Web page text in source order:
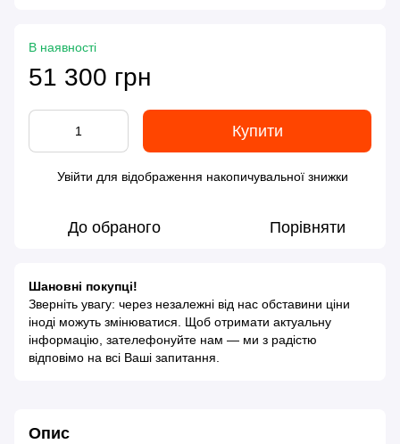
В наявності
51 300 грн
Купити
Увійти для відображення накопичувальної знижки
До обраного Порівняти
Шановні покупці!
Зверніть увагу: через незалежні від нас обставини ціни
іноді можуть змінюватися. Щоб отримати актуальну
інформацію, зателефонуйте нам — ми з радістю
відповімо на всі Ваші запитання.
Опис